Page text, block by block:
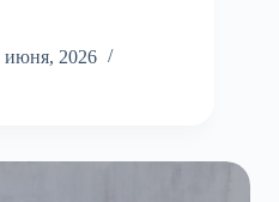
июня, 2026